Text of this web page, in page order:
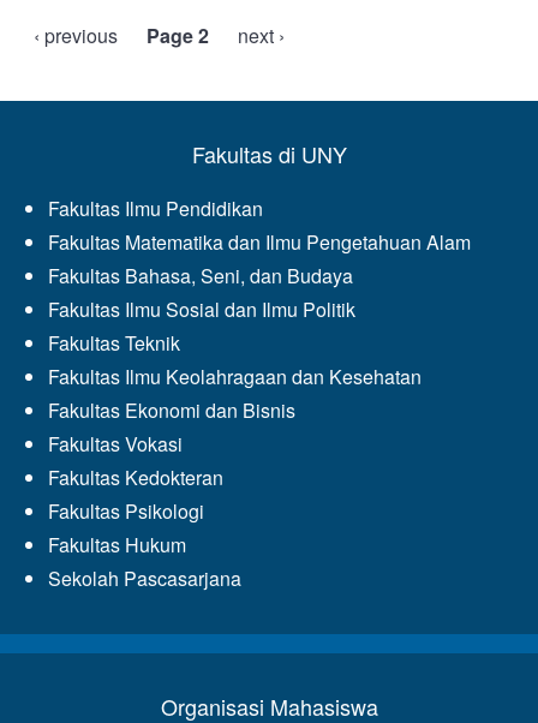
Pagination
Previous
‹ previous Page 2
Next
next ›
Fakultas di UNY
Fakultas Ilmu Pendidikan
Fakultas Matematika dan Ilmu Pengetahuan Alam
Fakultas Bahasa, Seni, dan Budaya
Fakultas Ilmu Sosial dan Ilmu Politik
Fakultas Teknik
Fakultas Ilmu Keolahragaan dan Kesehatan
Fakultas Ekonomi dan Bisnis
Fakultas Vokasi
Fakultas Kedokteran
Fakultas Psikologi
Fakultas Hukum
Sekolah Pascasarjana
Organisasi Mahasiswa